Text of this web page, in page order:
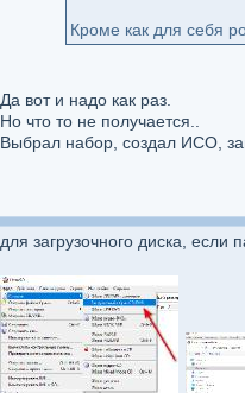
Кроме как для себя
Да вот и надо как раз.
Но что то не получается..
Выбрал набор, создал ИСО,
для загрузочного диска, если